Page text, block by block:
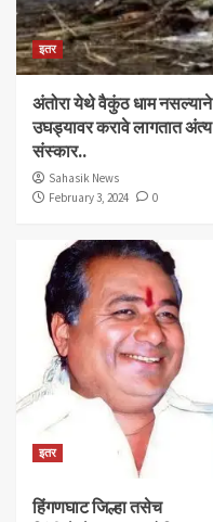
इतर
अंतोरा येथे वैकुंठ धाम नसल्याने
उघड्यावर करावे लागतात अंत्य
संस्कार..
Sahasik News
February 3, 2024
0
इतर
हिंगणघाट जिल्हा तसेच